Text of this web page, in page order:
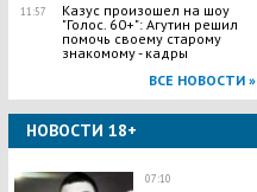
11:57
​Казус произошел на шоу
"Голос. 60+": Агутин решил
помочь своему старому
знакомому - кадры
ВСЕ НОВОСТИ »
НОВОСТИ 18+
07:10